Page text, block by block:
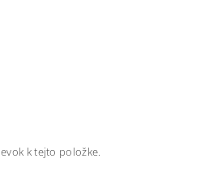
k tejto položke.